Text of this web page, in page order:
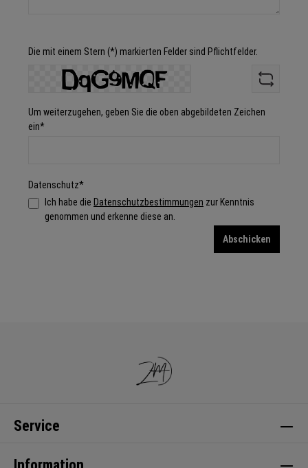
Die mit einem Stern (*) markierten Felder sind Pflichtfelder.
Um weiterzugehen, geben Sie die oben abgebildeten Zeichen
ein*
Datenschutz*
Ich habe die Datenschutzbestimmungen zur Kenntnis
genommen und erkenne diese an.
Abschicken
Service